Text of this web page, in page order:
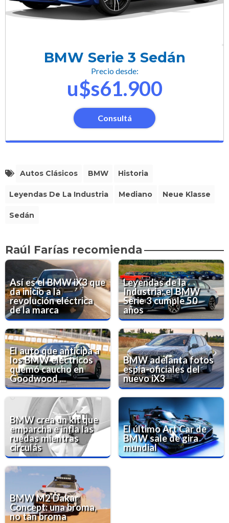
BMW Serie 3 Sedán
Precio desde:
u$s61.900
Consultá
Autos Clásicos BMW Historia
Leyendas De La Industria Mediano Neue Klasse
Sedán
Raúl Farías recomienda
Así es el BMW iX3 que
da inicio a la
revolución eléctrica
de la marca
Leyendas de la
Industria: el BMW
Serie 3 cumple 50
años
El auto que anticipa a
los BMW eléctricos
quemó caucho en
Goodwood ...
BMW adelanta fotos
espía-oficiales del
nuevo iX3
BMW crea un kit que
emparcha e infla las
ruedas mientras
circulás
El último Art Car de
BMW sale de gira
mundial
BMW M2 Dakar
Concept: una broma,
no tan broma